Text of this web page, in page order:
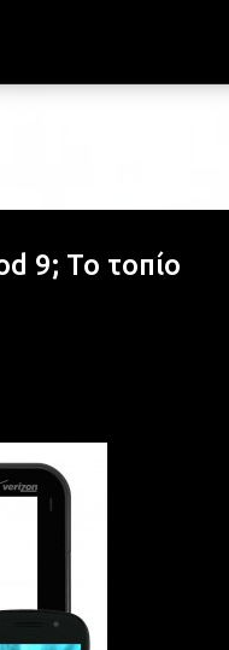
9; Το τοπίο